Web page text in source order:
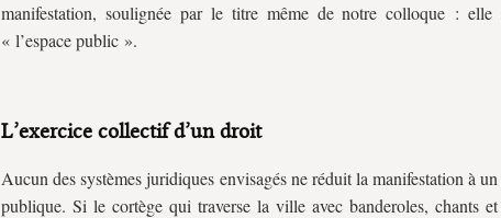
manifestation, soulignée par le titre même de notre colloque : elle
« l’espace public ».
L’exercice collectif d’un droit
Aucun des systèmes juridiques envisagés ne réduit la manifestation à
publique. Si le cortège qui traverse la ville avec banderoles, chants